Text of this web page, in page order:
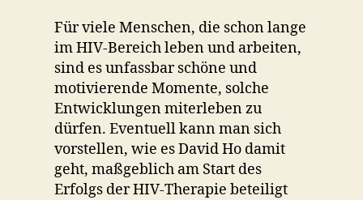
Für viele Menschen, die schon lange
im HIV-Bereich leben und arbeiten,
sind es unfassbar schöne und
motivierende Momente, solche
Entwicklungen miterleben zu
dürfen. Eventuell kann man sich
vorstellen, wie es David Ho damit
geht, maßgeblich am Start des
Erfolgs der HIV-Therapie beteiligt